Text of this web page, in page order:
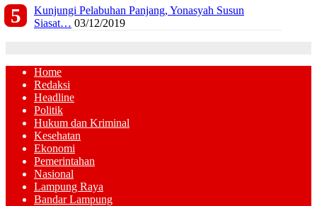
Kunjungi Pelabuhan Panjang, Yonasyah Susun
Siasat… 03/12/2019
Home
Redaksi
Headline
Politik
Hukum dan Kriminal
Kesehatan
Ekonomi
Pemerintahan
Nasional
Lampung Raya
Bandar Lampung